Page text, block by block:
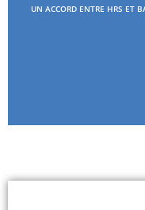
UN ACCORD ENTRE HRS ET